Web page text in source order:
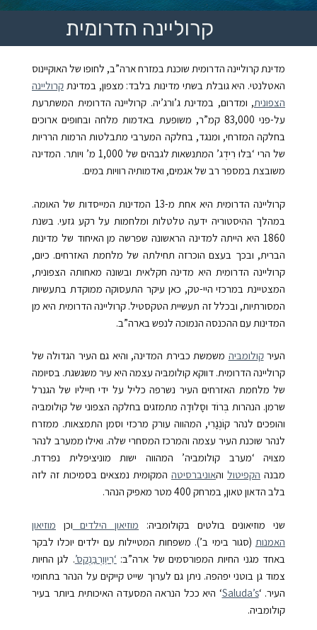
קרוליינה הדרומית
מדינת קרוליינה הדרומית שוכנת במזרח ארה”ב, לחופו של האוקיינוס
האטלנטי. היא גובלת בשתי מדינות בלבד: מצפון, במדינת קרוליינה
הצפונית, ומדרום, במדינת ג’ורג’יה. קרוליינה הדרומית המשתרעת
על-פני 83,000 קמ”ר, משופעת באדמות מלחה ובחופים ארוכים
בחלקה המזרחי, ומנגד, בחלקה המערבי מתבלטות הרמות הרריות
של הרי ‘בּלוּ רִידְג’ המתנשאות לגבהים של 1,000 מ’ ויותר. המדינה
משובצת במספר רב של אגמים, ואדמותיה רוויות במים.
קרוליינה הדרומית היא אחת מ-13 המדינות המייסדות של האומה.
במהלך ההיסטוריה ידעה טלטלות ומלחמות על רקע גזעי. בשנת
1860 היא הייתה למדינה הראשונה שפרשה מן האיחוד של מדינות
הברית, ובכך בעצם הוכרזה תחילתה של מלחמת האזרחים. כיום,
קרוליינה הדרומית היא מדינה חקלאית ובשונה מאחותה הצפונית,
המצטיינת במרכזי היי-טק, כאן עיקר התעסוקה ממוקדת בתעשיות
המסורתיות, ובכלל זה תעשיית הטקסטיל. קרוליינה הדרומית היא מן
המדינות עם ההכנסה הנמוכה לנפש בארה”ב.
העירקולומבּיה משמשת כבירת המדינה, והיא גם העיר הגדולה של
קרוליינה הדרומית. דווקא קולומבּיה עצמה היא עיר משגשגת. בסיומה
של מלחמת האזרחים העיר נשרפה כליל על ידי חייליו של הגנרל
שרמן. הנהרות בְּרוֹד וסָלוּדָה מתמזגים בחלקה הצפוני של קולומבּיה
והופכים לנהר קוֹנְגָרִי, המהווה עורק מרכזי וסמן התמצאות. ממזרח
לנהר שוכנת העיר עצמה והמרכז המסחרי שלה. ואילו ממערב לנהר
מצויה ‘מערב קולומביה’ המהווה ישות מוניציפלית נפרדת.
מבנה הקפיטול והאוניברסיטה המקומית נמצאים בסמיכות זה לזה
בלב הדאון טאון, במרחק 400 מטר מאפיק הנהר.
שני מוזיאונים בולטים בקולומביה: מוזיאון הילדים וכן מוזיאון
האמנות (סגור בימי ב’). משפחות המטיילות עם ילדים יוכלו לבקר
באחד מגני החיות המפורסמים של ארה”ב: ‘רִיוֶורְבַּנְקס’. לגן החיות
צמוד גן בוטני יפהפה. ניתן גם לערוך שייט קייקים על הנהר בתחומי
העיר. ‘Saluda’s‘ היא ככל הנראה המסעדה האיכותית ביותר בעיר
קולומביה.